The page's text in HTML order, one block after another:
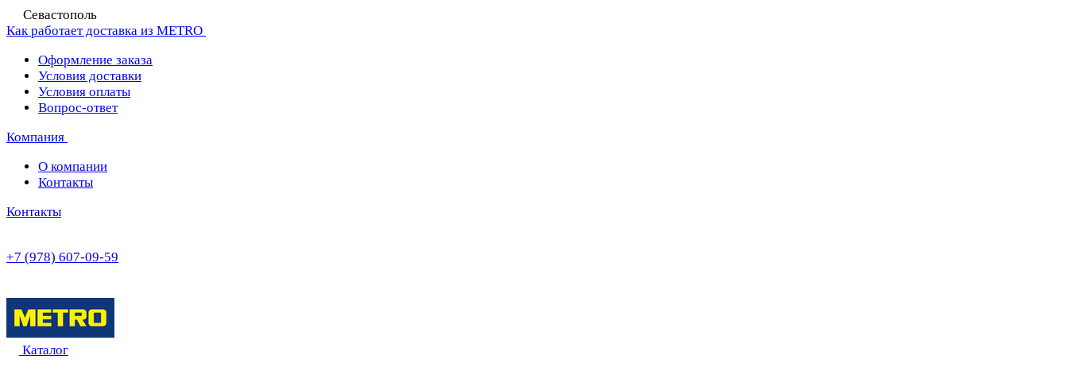
Севастополь
Как работает доставка из METRO
Оформление заказа
Условия доставки
Условия оплаты
Вопрос-ответ
Компания
О компании
Контакты
Контакты
+7 (978) 607-09-59
Каталог